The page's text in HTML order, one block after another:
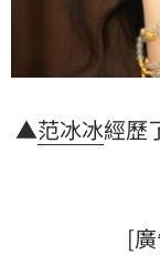
▲范冰冰經歷
[